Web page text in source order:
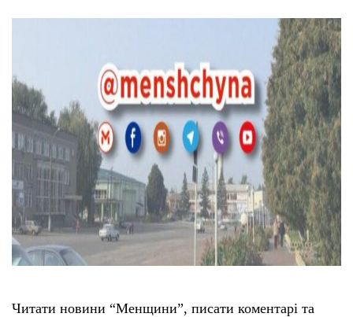
Читати новини “Менщини”, писати коментарі та